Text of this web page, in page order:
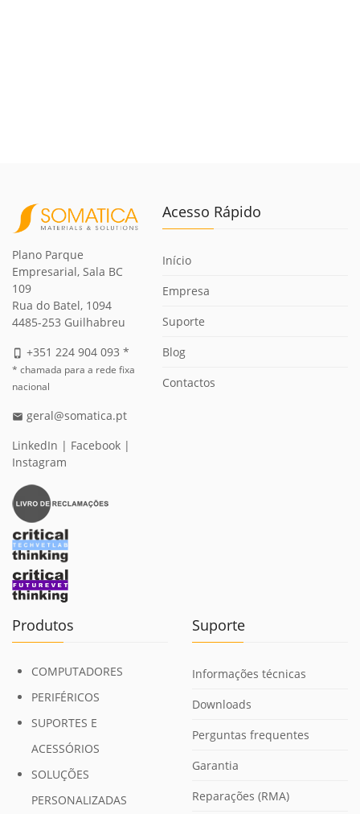
Plano Parque
Empresarial, Sala BC
109
Rua do Batel, 1094
4485-253 Guilhabreu
phone_iphone +351 224 904 093 *
* chamada para a rede fixa
nacional
email geral@somatica.pt
LinkedIn | Facebook |
Instagram
Acesso Rápido
Início
Empresa
Suporte
Blog
Contactos
Produtos
COMPUTADORES
PERIFÉRICOS
SUPORTES E
ACESSÓRIOS
SOLUÇÕES
PERSONALIZADAS
Suporte
Informações técnicas
Downloads
Perguntas frequentes
Garantia
Reparações (RMA)